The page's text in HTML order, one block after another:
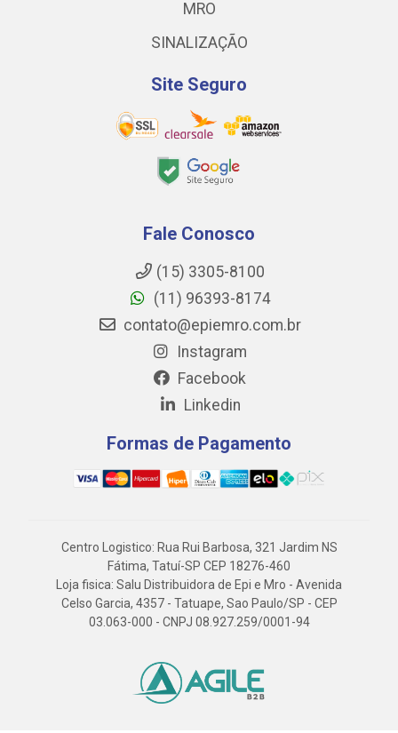
MRO
SINALIZAÇÃO
Site Seguro
Fale Conosco
(15) 3305-8100
(11) 96393-8174
contato@epiemro.com.br
Instagram
Facebook
Linkedin
Formas de Pagamento
Centro Logistico: Rua Rui Barbosa, 321 Jardim NS
Fátima, Tatuí-SP CEP 18276-460
Loja fisica: Salu Distribuidora de Epi e Mro - Avenida
Celso Garcia, 4357 - Tatuape, Sao Paulo/SP - CEP
03.063-000 - CNPJ 08.927.259/0001-94